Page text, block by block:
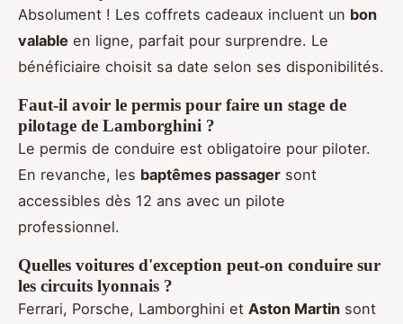
Absolument ! Les coffrets cadeaux incluent un bon
valable en ligne, parfait pour surprendre. Le
bénéficiaire choisit sa date selon ses disponibilités.
Faut-il avoir le permis pour faire un stage de
pilotage de Lamborghini ?
Le permis de conduire est obligatoire pour piloter.
En revanche, les baptêmes passager sont
accessibles dès 12 ans avec un pilote
professionnel.
Quelles voitures d'exception peut-on conduire sur
les circuits lyonnais ?
Ferrari, Porsche, Lamborghini et Aston Martin sont